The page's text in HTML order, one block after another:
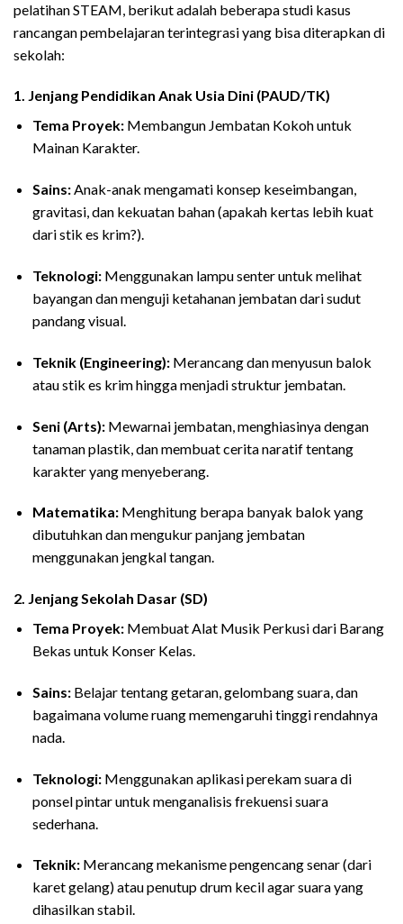
pelatihan STEAM, berikut adalah beberapa studi kasus
rancangan pembelajaran terintegrasi yang bisa diterapkan di
sekolah:
1. Jenjang Pendidikan Anak Usia Dini (PAUD/TK)
Tema Proyek:Membangun Jembatan Kokoh untuk
Mainan Karakter.
Sains:Anak-anak mengamati konsep keseimbangan,
gravitasi, dan kekuatan bahan (apakah kertas lebih kuat
dari stik es krim?).
Teknologi:Menggunakan lampu senter untuk melihat
bayangan dan menguji ketahanan jembatan dari sudut
pandang visual.
Teknik (Engineering):Merancang dan menyusun balok
atau stik es krim hingga menjadi struktur jembatan.
Seni (Arts):Mewarnai jembatan, menghiasinya dengan
tanaman plastik, dan membuat cerita naratif tentang
karakter yang menyeberang.
Matematika:Menghitung berapa banyak balok yang
dibutuhkan dan mengukur panjang jembatan
menggunakan jengkal tangan.
2. Jenjang Sekolah Dasar (SD)
Tema Proyek:Membuat Alat Musik Perkusi dari Barang
Bekas untuk Konser Kelas.
Sains:Belajar tentang getaran, gelombang suara, dan
bagaimana volume ruang memengaruhi tinggi rendahnya
nada.
Teknologi:Menggunakan aplikasi perekam suara di
ponsel pintar untuk menganalisis frekuensi suara
sederhana.
Teknik:Merancang mekanisme pengencang senar (dari
karet gelang) atau penutup drum kecil agar suara yang
dihasilkan stabil.